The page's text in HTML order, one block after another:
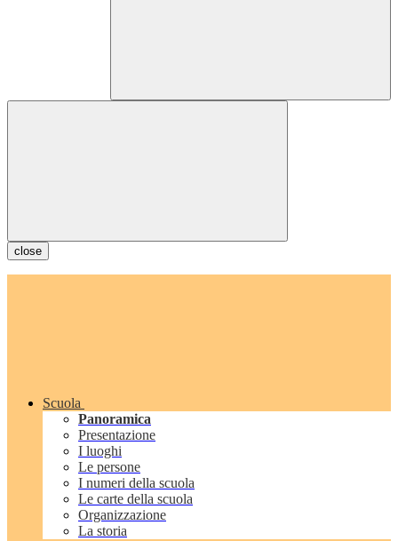
close
Scuola
Panoramica
Presentazione
I luoghi
Le persone
I numeri della scuola
Le carte della scuola
Organizzazione
La storia